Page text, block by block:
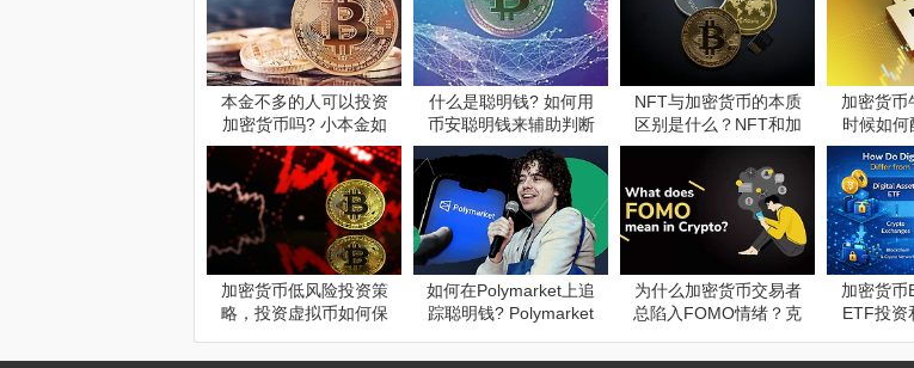
本金不多的人可以投资
加密货币吗? 小本金如
何投资加密货币?
什么是聪明钱? 如何用
币安聪明钱来辅助判断
行情?
NFT与加密货币的本质
区别是什么？NFT和加
密货币投资前须知
加密货币
时候如何
密货币牛
候
加密货币低风险投资策
略，投资虚拟币如何保
如何在Polymarket上追
踪聪明钱? Polymarket
为什么加密货币交易者
总陷入FOMO情绪？克
加密货币
ETF投资